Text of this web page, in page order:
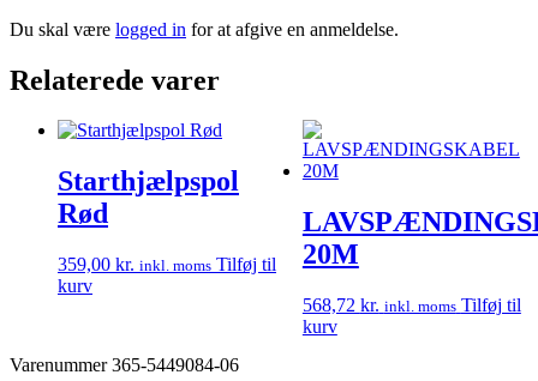
Du skal være logged in for at afgive en anmeldelse.
Relaterede varer
Starthjælpspol
Rød
359,00 kr. inkl. moms Tilføj til
kurv
20M
568,72 kr. inkl. moms Tilføj til
kurv
Varenummer365-5449084-06